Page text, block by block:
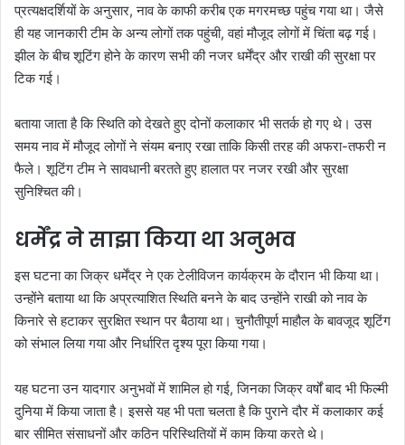
प्रत्यक्षदर्शियों के अनुसार, नाव के काफी करीब एक मगरमच्छ पहुंच गया था। जैसे
ही यह जानकारी टीम के अन्य लोगों तक पहुंची, वहां मौजूद लोगों में चिंता बढ़ गई।
झील के बीच शूटिंग होने के कारण सभी की नजर धर्मेंद्र और राखी की सुरक्षा पर
टिक गई।
बताया जाता है कि स्थिति को देखते हुए दोनों कलाकार भी सतर्क हो गए थे। उस
समय नाव में मौजूद लोगों ने संयम बनाए रखा ताकि किसी तरह की अफरा-तफरी न
फैले। शूटिंग टीम ने सावधानी बरतते हुए हालात पर नजर रखी और सुरक्षा
सुनिश्चित की।
धर्मेंद्र ने साझा किया था अनुभव
इस घटना का जिक्र धर्मेंद्र ने एक टेलीविजन कार्यक्रम के दौरान भी किया था।
उन्होंने बताया था कि अप्रत्याशित स्थिति बनने के बाद उन्होंने राखी को नाव के
किनारे से हटाकर सुरक्षित स्थान पर बैठाया था। चुनौतीपूर्ण माहौल के बावजूद शूटिंग
को संभाल लिया गया और निर्धारित दृश्य पूरा किया गया।
यह घटना उन यादगार अनुभवों में शामिल हो गई, जिनका जिक्र वर्षों बाद भी फिल्मी
दुनिया में किया जाता है। इससे यह भी पता चलता है कि पुराने दौर में कलाकार कई
बार सीमित संसाधनों और कठिन परिस्थितियों में काम किया करते थे।